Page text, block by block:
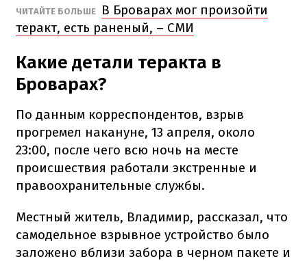
ЧИТАЙТЕ БОЛЬШЕ
В Броварах мог произойти
теракт, есть раненый, – СМИ
Какие детали теракта в
Броварах?
По данным корреспондентов, взрыв
прогремел накануне, 13 апреля, около
23:00, после чего всю ночь на месте
происшествия работали экстренные и
правоохранительные службы.
Местный житель, Владимир, рассказал, что
самодельное взрывное устройство было
заложено вблизи забора в черном пакете и